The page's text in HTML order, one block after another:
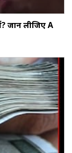
जान लीजिए A